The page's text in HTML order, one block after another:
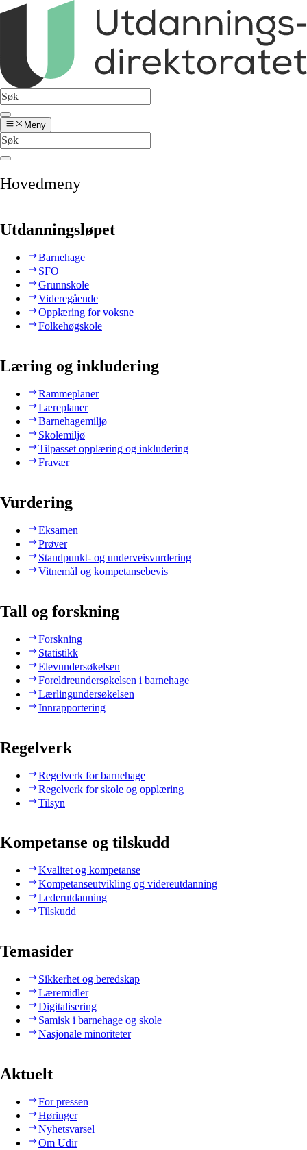
Meny
Hovedmeny
Utdanningsløpet
Barnehage
SFO
Grunnskole
Videregående
Opplæring for voksne
Folkehøgskole
Læring og inkludering
Rammeplaner
Læreplaner
Barnehagemiljø
Skolemiljø
Tilpasset opplæring og inkludering
Fravær
Vurdering
Eksamen
Prøver
Standpunkt- og underveisvurdering
Vitnemål og kompetansebevis
Tall og forskning
Forskning
Statistikk
Elevundersøkelsen
Foreldreundersøkelsen i barnehage
Lærlingundersøkelsen
Innrapportering
Regelverk
Regelverk for barnehage
Regelverk for skole og opplæring
Tilsyn
Kompetanse og tilskudd
Kvalitet og kompetanse
Kompetanseutvikling og videreutdanning
Lederutdanning
Tilskudd
Temasider
Sikkerhet og beredskap
Læremidler
Digitalisering
Samisk i barnehage og skole
Nasjonale minoriteter
Aktuelt
For pressen
Høringer
Nyhetsvarsel
Om Udir